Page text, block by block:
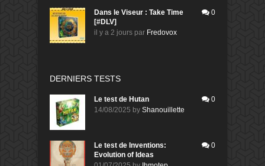
Dans le Viseur : Take Time
[#DLV]
il y a 2 jours par Fredovox
0
DERNIERS TESTS
Le test de Hutan
14/08/2025 by Shanouillette
0
Le test de Inventions:
Evolution of Ideas
0